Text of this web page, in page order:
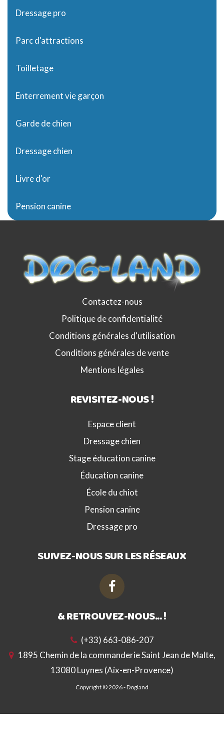
Dressage pro
Parc d'attractions
Toilletage
Enterrement vie garçon
Garde de chien
Dressage chien
Livre d'or
Pension canine
Contactez-nous
Politique de confidentialité
Conditions générales d'utilisation
Conditions générales de vente
Mentions légales
REVISITEZ-NOUS !
Espace client
Dressage chien
Stage éducation canine
Éducation canine
École du chiot
Pension canine
Dressage pro
SUIVEZ-NOUS SUR LES RÉSEAUX
& RETROUVEZ-NOUS... !
(+33) 663-086-207
1895 Chemin de la commanderie Saint Jean de Malte,
13080 Luynes (Aix-en-Provence)
Copyright © 2026 -Dogland